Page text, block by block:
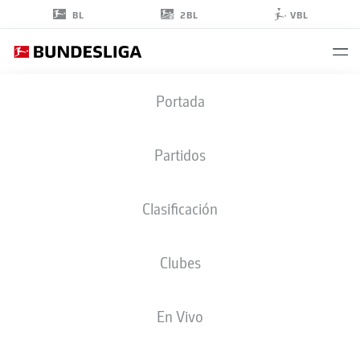
BL 2BL VBL
Portada
Partidos
Clasificación
Clubes
En Vivo